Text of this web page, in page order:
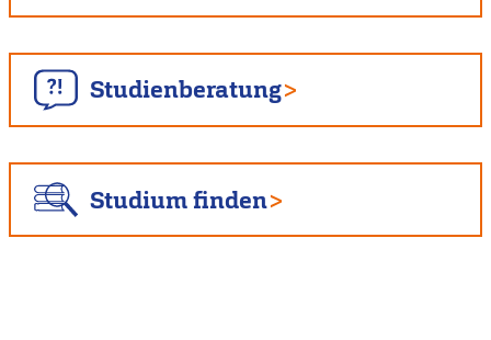
Studienberatung
Studium finden